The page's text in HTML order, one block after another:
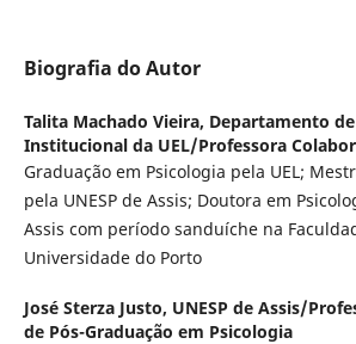
Biografia do Autor
Talita Machado Vieira, Departamento
Institucional da UEL/Professora
Graduação em Psicologia pela UEL;
pela UNESP de Assis; Doutora em
Assis com período sanduíche na
Universidade do Porto
José Sterza Justo, UNESP de Assis/
de Pós-Graduação em Psicologia